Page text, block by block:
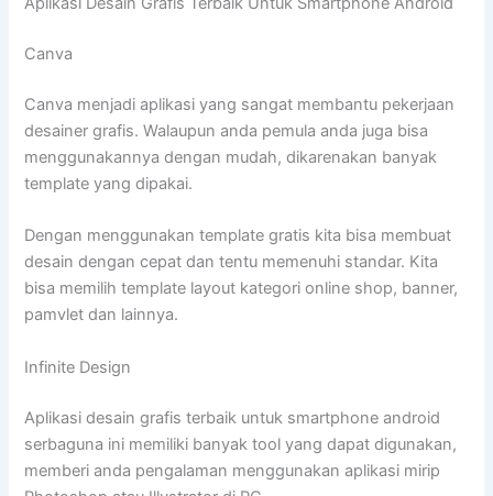
Canva
Canva menjadi aplikasi yang sangat membantu pekerjaan
desainer grafis. Walaupun anda pemula anda juga bisa
menggunakannya dengan mudah, dikarenakan banyak
template yang dipakai.
Dengan menggunakan template gratis kita bisa membuat
desain dengan cepat dan tentu memenuhi standar. Kita
bisa memilih template layout kategori online shop, banner,
pamvlet dan lainnya.
Infinite Design
Aplikasi desain grafis terbaik untuk smartphone android
serbaguna ini memiliki banyak tool yang dapat digunakan,
memberi anda pengalaman menggunakan aplikasi mirip